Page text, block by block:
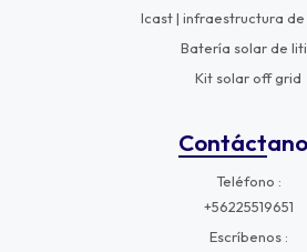
Icast | infraestructura
Batería solar de
Kit solar off grid
Teléfono
+56225519651
Escríbenos